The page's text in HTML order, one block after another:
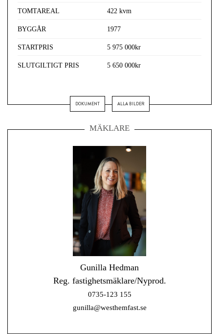
TOMTAREAL 422 kvm
BYGGÅR 1977
STARTPRIS 5 975 000kr
SLUTGILTIGT PRIS 5 650 000kr
DOKUMENT ALLA BILDER
MÄKLARE
Gunilla Hedman
Reg. fastighetsmäklare/Nyprod.
0735-123 155
gunilla@westhemfast.se